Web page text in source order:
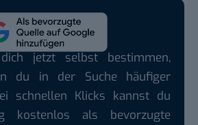
jetzt selbst bestimmen,
du in der Suche häufiger
schnellen Klicks kannst du
kostenlos als bevorzugte